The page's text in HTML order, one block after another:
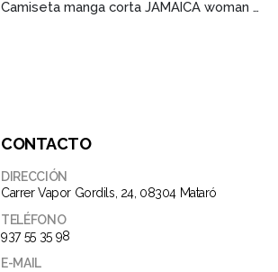
Camiseta manga corta JAMAICA woman Roly
CONTACTO
DIRECCIÓN
Carrer Vapor Gordils, 24, 08304 Mataró
TELÉFONO
937 55 35 98
E-MAIL